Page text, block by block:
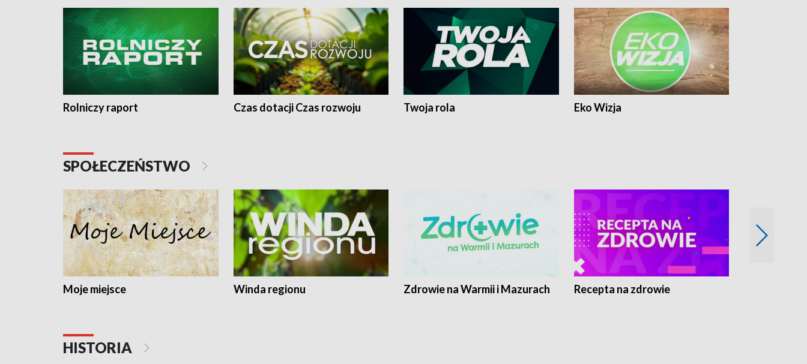
Rolniczy raport Czas dotacji Czas rozwoju Twoja rola Eko Wizja
SPOŁECZEŃSTWO
Moje miejsce Winda regionu Zdrowie na Warmii i Mazurach Recepta na zdrowie
HISTORIA